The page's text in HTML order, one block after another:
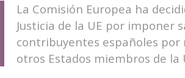
La Comisión Europea ha
Justicia de la UE por imponer
contribuyentes españoles por
otros Estados miembros de la